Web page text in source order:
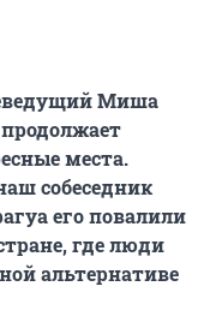
Миша
места.
собеседник
его повалили
где люди
альтернативе